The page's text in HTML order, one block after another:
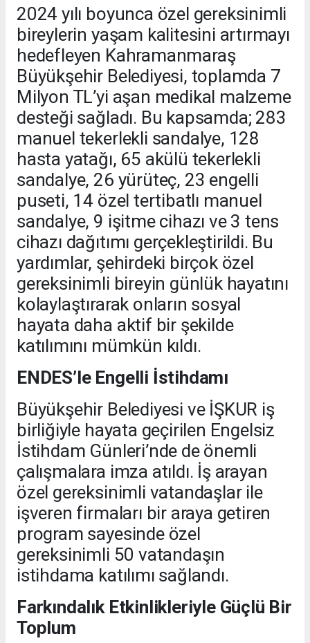
2024 yılı boyunca özel gereksinimli
bireylerin yaşam kalitesini artırmayı
hedefleyen Kahramanmaraş
Büyükşehir Belediyesi, toplamda 7
Milyon TL’yi aşan medikal malzeme
desteği sağladı. Bu kapsamda; 283
manuel tekerlekli sandalye, 128
hasta yatağı, 65 akülü tekerlekli
sandalye, 26 yürüteç, 23 engelli
puseti, 14 özel tertibatlı manuel
sandalye, 9 işitme cihazı ve 3 tens
cihazı dağıtımı gerçekleştirildi. Bu
yardımlar, şehirdeki birçok özel
gereksinimli bireyin günlük hayatını
kolaylaştırarak onların sosyal
hayata daha aktif bir şekilde
katılımını mümkün kıldı.
ENDES’le Engelli İstihdamı
Büyükşehir Belediyesi ve İŞKUR iş
birliğiyle hayata geçirilen Engelsiz
İstihdam Günleri’nde de önemli
çalışmalara imza atıldı. İş arayan
özel gereksinimli vatandaşlar ile
işveren firmaları bir araya getiren
program sayesinde özel
gereksinimli 50 vatandaşın
istihdama katılımı sağlandı.
Farkındalık Etkinlikleriyle Güçlü Bir
Toplum